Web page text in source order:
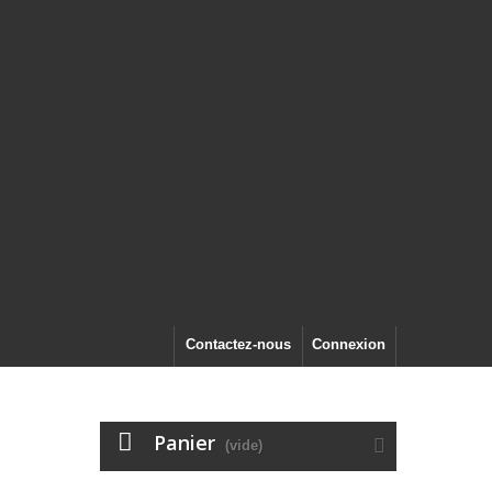
Connexion
Contactez-nous
Panier (vide)